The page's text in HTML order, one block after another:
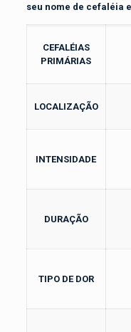
seu nome de cefaléia
CEFALÉIAS
PRIMÁRIAS
LOCALIZAÇÃO
INTENSIDADE
DURAÇÃO
TIPO DE DOR